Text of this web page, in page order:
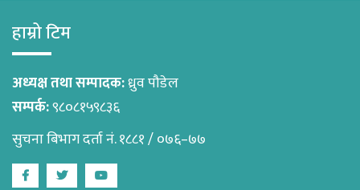
हाम्रो टिम
अध्यक्ष तथा सम्पादक:ध्रुव पौडेल
सम्पर्क:९८०८१५९८३६
सुचना बिभाग दर्ता नं. १८८१ / ०७६–७७
FacebookTwitterYoutube